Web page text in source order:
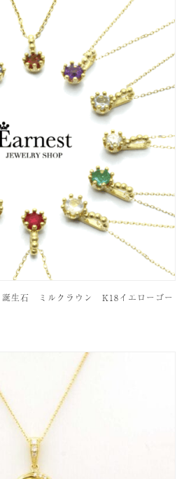
生石 ミルクラウン K18イエローゴー